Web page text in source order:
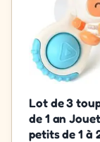
Lot de 3
de 1 an
petits de 1 à